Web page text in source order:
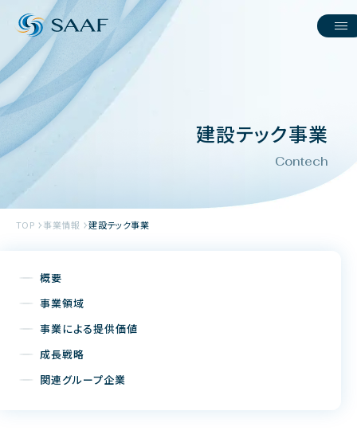
Contech
建設テック事業
TOP 事業情報 建設テック事業
概要
事業領域
事業による提供価値
成長戦略
関連グループ企業